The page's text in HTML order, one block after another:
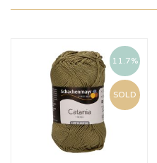
11.7%
SOLD